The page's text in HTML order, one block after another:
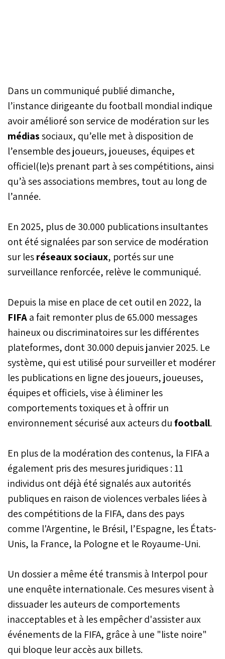
Dans un communiqué publié dimanche,
l’instance dirigeante du football mondial indique
avoir amélioré son service de modération sur les
médiassociaux, qu’elle met à disposition de
l’ensemble des joueurs, joueuses, équipes et
officiel(le)s prenant part à ses compétitions, ainsi
qu’à ses associations membres, tout au long de
l’année.
En 2025, plus de 30.000 publications insultantes
ont été signalées par son service de modération
sur lesréseaux sociaux, portés sur une
surveillance renforcée, relève le communiqué.
Depuis la mise en place de cet outil en 2022, la
FIFAa fait remonter plus de 65.000 messages
haineux ou discriminatoires sur les différentes
plateformes, dont 30.000 depuis janvier 2025. Le
système, qui est utilisé pour surveiller et modérer
les publications en ligne des joueurs, joueuses,
équipes et officiels, vise à éliminer les
comportements toxiques et à offrir un
environnement sécurisé aux acteurs dufootball.
En plus de la modération des contenus, la FIFA a
également pris des mesures juridiques : 11
individus ont déjà été signalés aux autorités
publiques en raison de violences verbales liées à
des compétitions de la FIFA, dans des pays
comme l'Argentine, le Brésil, l’Espagne, les États-
Unis, la France, la Pologne et le Royaume-Uni.
Un dossier a même été transmis à Interpol pour
une enquête internationale. Ces mesures visent à
dissuader les auteurs de comportements
inacceptables et à les empêcher d'assister aux
événements de la FIFA, grâce à une "liste noire"
qui bloque leur accès aux billets.